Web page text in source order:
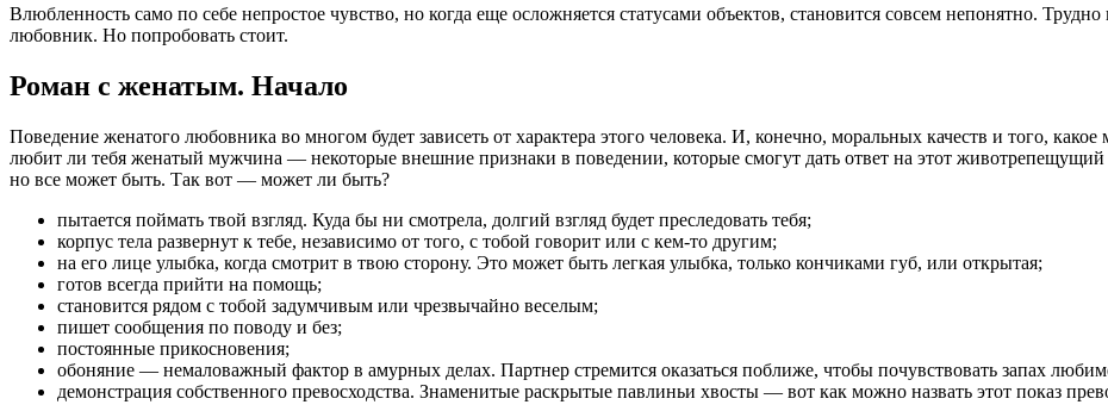
Влюбленность само по себе непростое чувство, но когда еще осложняется статусами объектов, становится совсем непонятно.
любовник. Но попробовать стоит.
Роман с женатым. Начало
Поведение женатого любовника во многом будет зависеть от характера этого человека. И, конечно, моральных качеств и того,
любит ли тебя женатый мужчина — некоторые внешние признаки в поведении, которые смогут дать ответ на этот животрепещущий
но все может быть. Так вот — может ли быть?
пытается поймать твой взгляд. Куда бы ни смотрела, долгий взгляд будет преследовать тебя;
корпус тела развернут к тебе, независимо от того, с тобой говорит или с кем-то другим;
на его лице улыбка, когда смотрит в твою сторону. Это может быть легкая улыбка, только кончиками губ, или открытая;
готов всегда прийти на помощь;
становится рядом с тобой задумчивым или чрезвычайно веселым;
пишет сообщения по поводу и без;
постоянные прикосновения;
обоняние — немаловажный фактор в амурных делах. Партнер стремится оказаться поближе, чтобы почувствовать запах
демонстрация собственного превосходства. Знаменитые раскрытые павлиньи хвосты — вот как можно назвать этот показ